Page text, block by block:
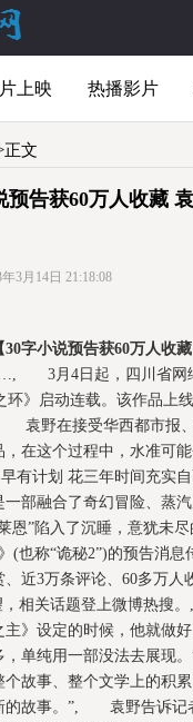
上映 热播影片
正文
预告获60万人收藏
3月14日 21:18:08
字小说预告获60万人收藏
3月4日起，四川省网
环》启动连载。该作品上
野在接受华西都市报、
在这个过程中，水准可
计划 花三年时间充实
部融合了奇幻冒险、蒸
恩”陷入了沉睡，意犹未
(也称“诡秘2”)的预告消
、近3万条评论、60多万
，相关话题登上微博热
》设定的时候，他就做
单纯用一部没法去展现
个故事、整个文学上的积
的故事。”, 袁野告诉记